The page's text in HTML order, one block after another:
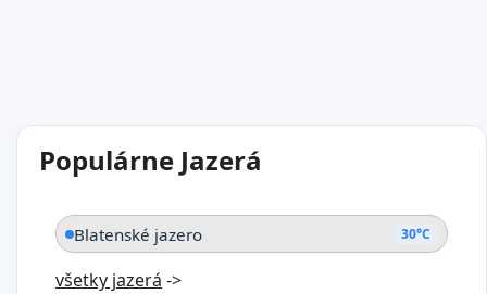
Populárne Jazerá
Blatenské jazero 30°C
všetky jazerá ->